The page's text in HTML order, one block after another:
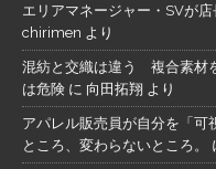
エリアマネージャー・SVが
chirimen より
混紡と交織は違う 複合素材
は危険 に 向田拓翔 より
アパレル販売員が自分を「可
ところ、変わらないところ。